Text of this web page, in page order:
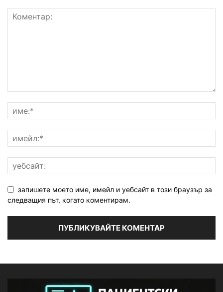
запишете моето име, имейл и уебсайт в този браузър за
следващия път, когато коментирам.